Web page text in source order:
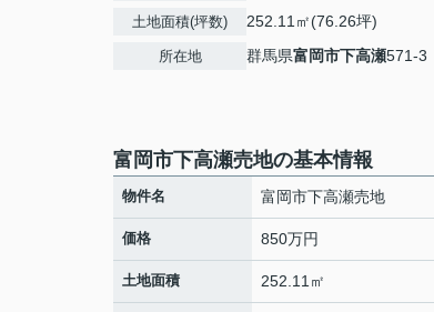
土地面積(坪数) 252.11㎡(76.26坪)
所在地 群馬県富岡市下高瀬571-3
富岡市下高瀬売地の基本情報
物件名 富岡市下高瀬売地
価格 850万円
土地面積 252.11㎡